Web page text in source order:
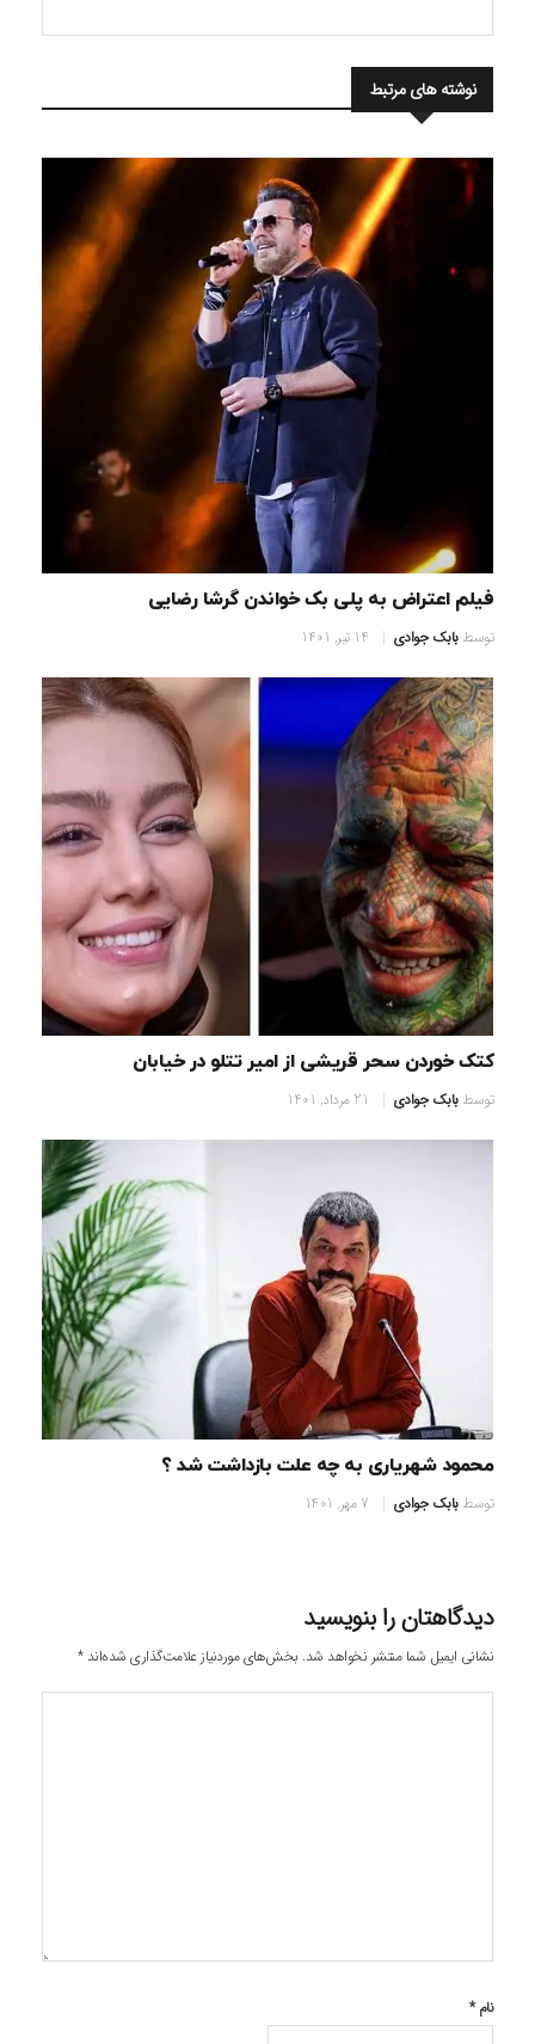
نوشته های مرتبط
فیلم اعتراض به پلی بک خواندن گرشا رضایی
توسطبابک جوادی 14 تیر, 1401
کتک خوردن سحر قریشی از امیر تتلو در خیابان
توسطبابک جوادی 21 مرداد, 1401
محمود شهریاری به چه علت بازداشت شد ؟
توسطبابک جوادی 7 مهر, 1401
دیدگاهتان را بنویسید
نشانی ایمیل شما منتشر نخواهد شد. بخش‌های موردنیاز علامت‌گذاری شده‌اند*
نام*